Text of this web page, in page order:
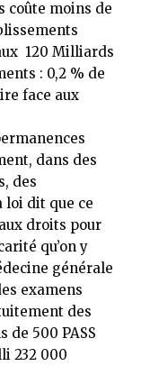
coûte moins de
120 Milliards
: 0,2 % de
face aux
dans des
des
loi dit que ce
droits pour
qu’on y
générale
examens
des
500 PASS
232 000